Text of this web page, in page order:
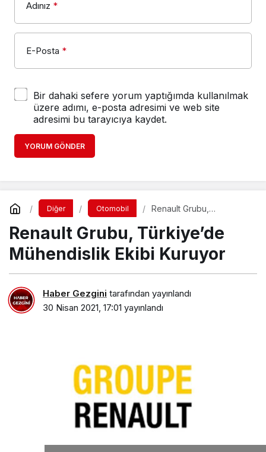
Adınız *
E-Posta *
Bir dahaki sefere yorum yaptığımda kullanılmak
üzere adımı, e-posta adresimi ve web site
adresimi bu tarayıcıya kaydet.
YORUM GÖNDER
Diğer Otomobil
Renault Grubu,
Ekibi Kuruyor
Renault Grubu, Türkiye’de
Mühendislik Ekibi Kuruyor
Haber Gezgini tarafından yayınlandı
30 Nisan 2021, 17:01 yayınlandı